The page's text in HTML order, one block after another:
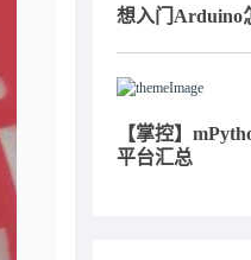
想入门Arduino
【掌控】
平台汇总